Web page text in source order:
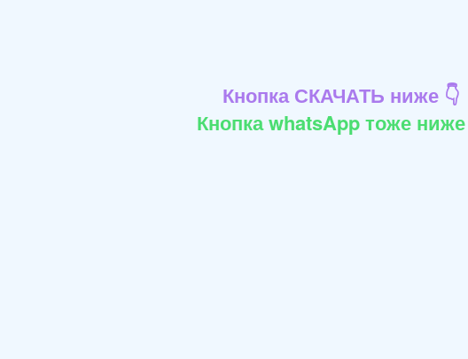
Кнопка СКАЧАТЬ ниже 👇
Кнопка whatsApp тоже ниже